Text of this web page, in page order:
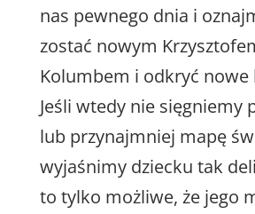
nas pewnego dnia i
zostać nowym
Kolumbem i odkryć
Jeśli wtedy nie sięgniemy
lub przynajmniej mapę
wyjaśnimy dziecku tak
to tylko możliwe, że jego